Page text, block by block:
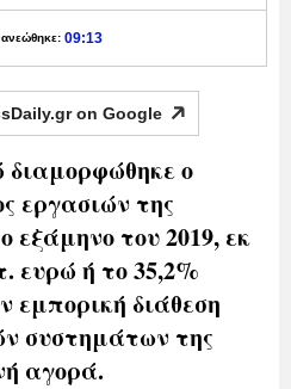
09:13
on Google
διαμορφώθηκε ο
εργασιών της
του 2019, εκ
ευρώ ή το 35,2%
εμπορική διάθεση
συστημάτων της
αγορά.